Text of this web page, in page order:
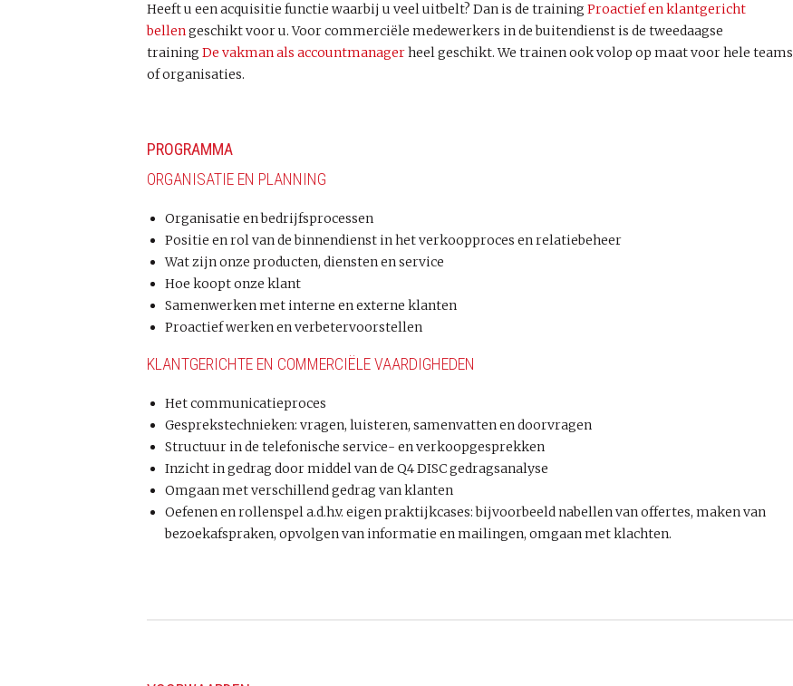
Heeft u een acquisitie functie waarbij u veel uitbelt? Dan is de training Proactief en klantgericht
bellengeschikt voor u. Voor commerciële medewerkers in de buitendienst is de tweedaagse
training De vakman als accountmanagerheel geschikt. We trainen ook volop op maat voor hele teams
of organisaties.
PROGRAMMA
ORGANISATIE EN PLANNING
Organisatie en bedrijfsprocessen
Positie en rol van de binnendienst in het verkoopproces en relatiebeheer
Wat zijn onze producten, diensten en service
Hoe koopt onze klant
Samenwerken met interne en externe klanten
Proactief werken en verbetervoorstellen
KLANTGERICHTE EN COMMERCIËLE VAARDIGHEDEN
Het communicatieproces
Gesprekstechnieken: vragen, luisteren, samenvatten en doorvragen
Structuur in de telefonische service- en verkoopgesprekken
Inzicht in gedrag door middel van de Q4 DISC gedragsanalyse
Omgaan met verschillend gedrag van klanten
Oefenen en rollenspel a.d.h.v. eigen praktijkcases: bijvoorbeeld nabellen van offertes, maken van
bezoekafspraken, opvolgen van informatie en mailingen, omgaan met klachten.